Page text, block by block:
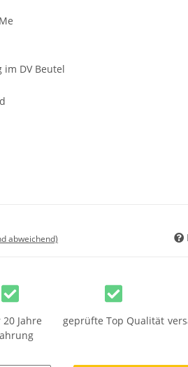
im DV Beutel
abweichend)
Jahre
geprüfte Top Qualität